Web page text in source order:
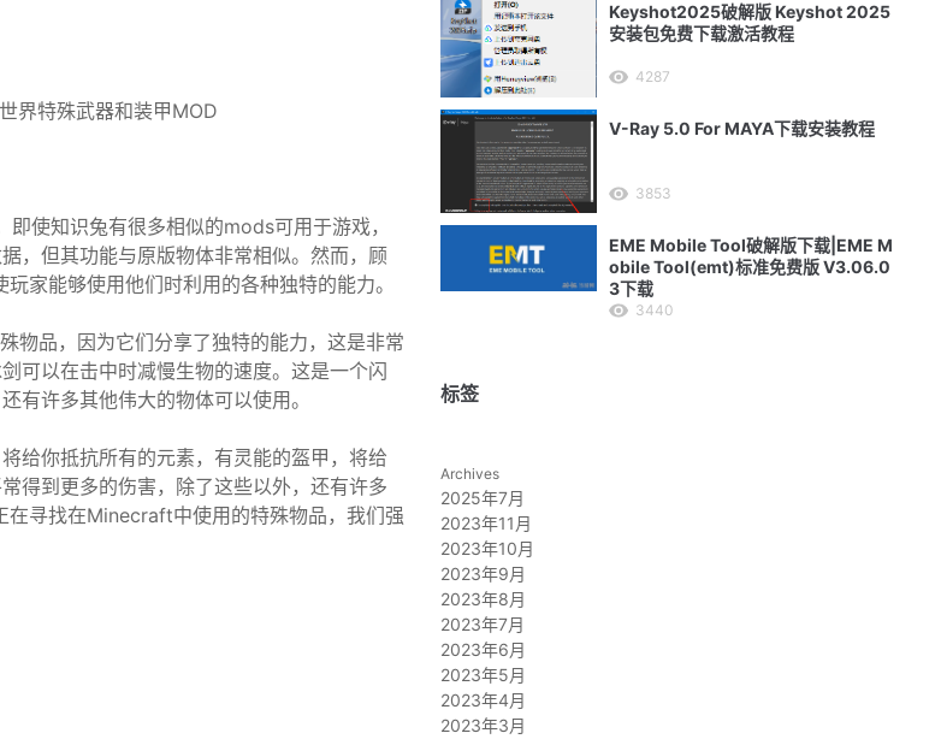
界特殊武器和装甲MOD
使知识兔有很多相似的mods可用于游戏，
，但其功能与原版物体非常相似。然而，顾
家能够使用他们时利用的各种独特的能力。
物品，因为它们分享了独特的能力，这是非常
可以在击中时减慢生物的速度。这是一个闪
有许多其他伟大的物体可以使用。
给你抵抗所有的元素，有灵能的盔甲，将给
得到更多的伤害，除了这些以外，还有许多
在寻找在Minecraft中使用的特殊物品，我们强
Keyshot2025破解版 Keyshot 2025
安装包免费下载激活教程
4287
V-Ray 5.0 For MAYA下载安装教程
3853
EME Mobile Tool破解版下载|EME M
obile Tool(emt)标准免费版 V3.06.0
3下载
3440
标签
Archives
2025年7月
2023年11月
2023年10月
2023年9月
2023年8月
2023年7月
2023年6月
2023年5月
2023年4月
2023年3月